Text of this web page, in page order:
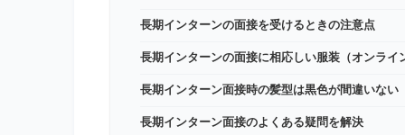
長期インターンの面接を受けるときの注意点
長期インターンの面接に相応しい服装（オンライ
長期インターン面接時の髪型は黒色が間違いない
長期インターン面接のよくある疑問を解決